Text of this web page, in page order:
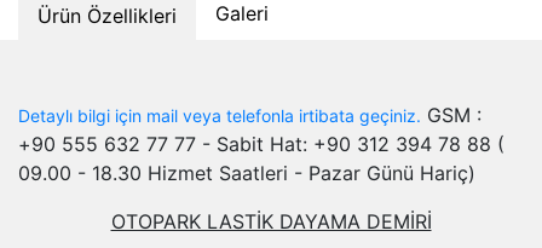
Ürün Özellikleri Galeri
Detaylı bilgi için mail veya telefonla irtibata geçiniz. GSM :
+90 555 632 77 77 - Sabit Hat: +90 312 394 78 88 (
09.00 - 18.30 Hizmet Saatleri - Pazar Günü Hariç)
OTOPARK LASTİK DAYAMA DEMİRİ